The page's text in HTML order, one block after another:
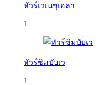
ทัวร์เวเนซุเอลา
1
ทัวร์ซิมบับเว
1